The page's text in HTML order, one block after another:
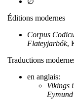
Éditions modernes
Corpus
Flateyjarbók,
Traductions
en anglais:
Vikings